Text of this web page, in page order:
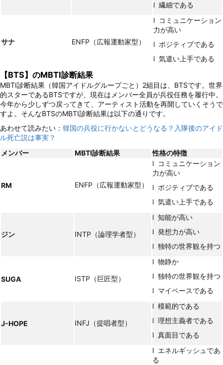
l 繊細である
サナ ENFP（広報運動家型）
l コミュニケーション
力が高い
l ポジティブである
l 気遣い上手である
【BTS】のMBTI診断結果
MBTI診断結果（韓国アイドルグループごと）2組目は、BTSです。世界
的スターであるBTSですが、現在はメンバー全員が兵役任務を履行中。
今年から少しずつ戻ってきて、アーティスト活動を再開していくそうで
すよ。そんなBTSのMBTI診断結果は以下の通りです。
あわせて読みたい： 韓国の兵役に行かないとどうなる？入隊後のアイド
ル死亡説は事実？
メンバー
MBTI診断結果 性格の特徴
RM ENFP（広報運動家型）
l コミュニケーション
力が高い
l ポジティブである
l 気遣い上手である
ジン INTP（論理学者型）
l 知能が高い
l 発想力が高い
l 独特の世界観を持つ
SUGA ISTP（巨匠型）
l 物静か
l 独特の世界観を持つ
l マイペースである
J-HOPE INFJ（提唱者型）
l 模範的である
l 理想主義者である
l 真面目である
l エネルギッシュであ
る